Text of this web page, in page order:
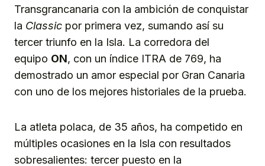
Transgrancanaria con la ambición de conquistar
la Classic por primera vez, sumando así su
tercer triunfo en la Isla. La corredora del
equipo ON, con un índice ITRA de 769, ha
demostrado un amor especial por Gran Canaria
con uno de los mejores historiales de la prueba.
La atleta polaca, de 35 años, ha competido en
múltiples ocasiones en la Isla con resultados
sobresalientes: tercer puesto en la